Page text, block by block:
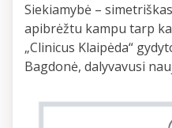
Siekiamybė –
apibrėžtu kampu tarp
„Clinicus Klaipėda“
Bagdonė, dalyvavusi